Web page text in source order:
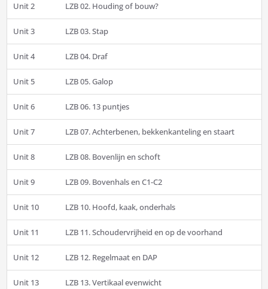
Unit 2 LZB 02. Houding of bouw?
Unit 3 LZB 03. Stap
Unit 4 LZB 04. Draf
Unit 5 LZB 05. Galop
Unit 6 LZB 06. 13 puntjes
Unit 7 LZB 07. Achterbenen, bekkenkanteling en staart
Unit 8 LZB 08. Bovenlijn en schoft
Unit 9 LZB 09. Bovenhals en C1-C2
Unit 10 LZB 10. Hoofd, kaak, onderhals
Unit 11 LZB 11. Schoudervrijheid en op de voorhand
Unit 12 LZB 12. Regelmaat en DAP
Unit 13 LZB 13. Vertikaal evenwicht